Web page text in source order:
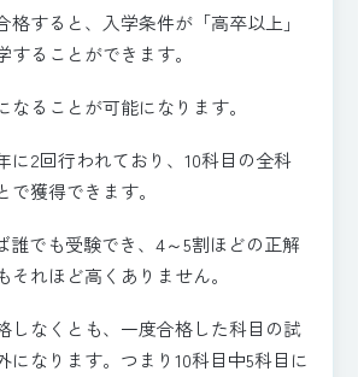
格すると、入学条件が「高卒以上」
することができます。
なることが可能になります。
に2回行われており、10科目の全科
で獲得できます。
誰でも受験でき、4～5割ほどの正解
それほど高くありません。
しなくとも、一度合格した科目の試
になります。つまり10科目中5科目に